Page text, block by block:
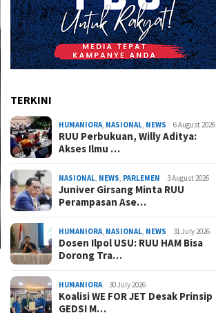
TERKINI
HUMANIORA NASIONAL NEWS 6 August 2026
RUU Perbukuan, Willy Aditya:
Akses Ilmu …
NASIONAL NEWS PARLEMEN 3 August 2026
Juniver Girsang Minta RUU
Perampasan Ase…
HUMANIORA NASIONAL NEWS 31 July 2026
Dosen Ilpol USU: RUU HAM Bisa
Dorong Tra…
HUMANIORA 30 July 2026
Koalisi WE FOR JET Desak Prinsip
GEDSI M…